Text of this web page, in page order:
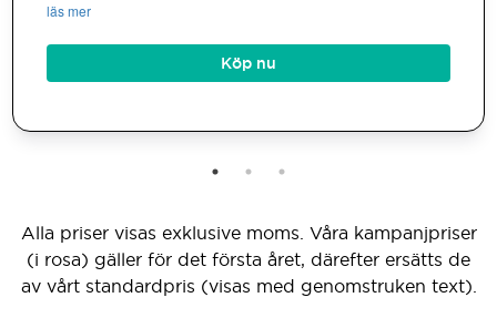
läs mer
Köp nu
Alla priser visas exklusive moms. Våra kampanjpriser
(i rosa) gäller för det första året, därefter ersätts de
av vårt standardpris (visas med genomstruken text).